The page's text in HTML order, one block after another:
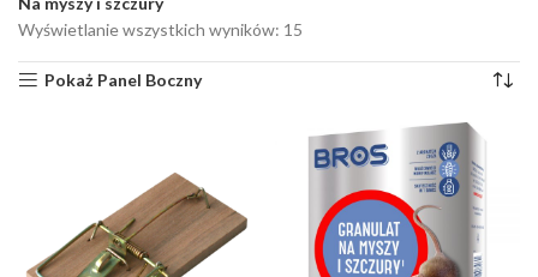
Wyświetlanie wszystkich wyników: 15
Pokaż Panel Boczny